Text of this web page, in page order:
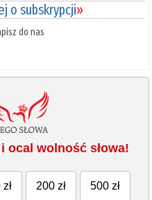
o subskrypcji»
do nas
ocal wolność słowa!
200 zł 500 zł